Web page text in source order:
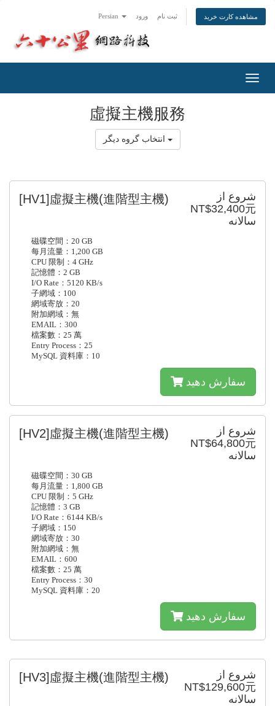
Persian ورود ثبت نام مشاهده کارت خرید
虛擬主機服務
شروع از
NT$32,400元
سالانه
[HV1]虛擬主機(進階型主機)
磁碟空間：20 GB
每月流量：1,200 GB
CPU 限制：4 GHz
記憶體：2 GB
I/O Rate：5120 KB/s
子網域：100
網域寄放：20
附加網域：無
EMAIL：300
檔案數：25 萬
Entry Process：25
MySQL 資料庫：10
سفارش دهید
شروع از
NT$64,800元
سالانه
[HV2]虛擬主機(進階型主機)
磁碟空間：30 GB
每月流量：1,800 GB
CPU 限制：5 GHz
記憶體：3 GB
I/O Rate：6144 KB/s
子網域：150
網域寄放：30
附加網域：無
EMAIL：600
檔案數：25 萬
Entry Process：30
MySQL 資料庫：20
سفارش دهید
شروع از
NT$129,600元
سالانه
[HV3]虛擬主機(進階型主機)